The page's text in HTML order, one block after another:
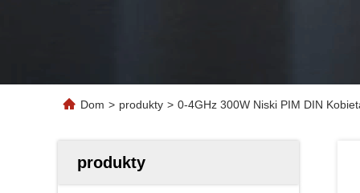
Dom > produkty > 0-4GHz 300W Niski PIM DIN
produkty